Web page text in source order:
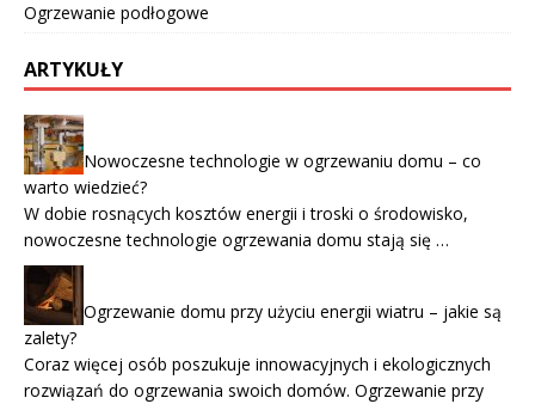
Ogrzewanie podłogowe
ARTYKUŁY
Nowoczesne technologie w ogrzewaniu domu – co
warto wiedzieć?
W dobie rosnących kosztów energii i troski o środowisko,
nowoczesne technologie ogrzewania domu stają się …
Ogrzewanie domu przy użyciu energii wiatru – jakie są
zalety?
Coraz więcej osób poszukuje innowacyjnych i ekologicznych
rozwiązań do ogrzewania swoich domów. Ogrzewanie przy